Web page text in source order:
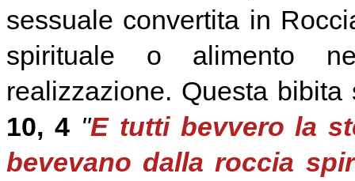
sessuale convertita in
spirituale o alimento
realizzazione. Questa
10, 4 "E tutti bevvero la
bevevano dalla roccia